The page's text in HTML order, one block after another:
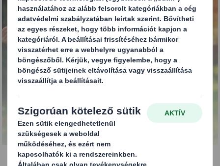
Újrahasználható és
visszaküldhető
csomagolás
LÉPJEN VELÜNK KAPCSOLATBA!